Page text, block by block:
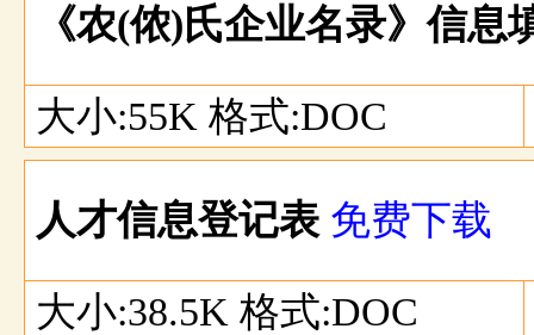
《农(侬)氏企业名录》信息
大小:55K 格式:DOC
人才信息登记表 免费下载
大小:38.5K 格式:DOC